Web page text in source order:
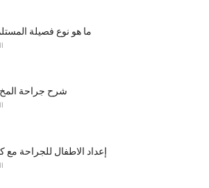
ما هو نوع فصيلة
شرح جراحة
إعداد الاطفال للجراحة مع